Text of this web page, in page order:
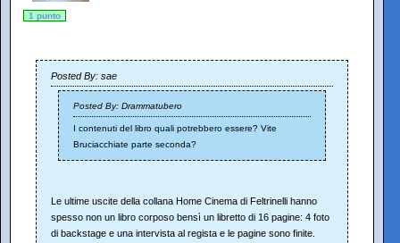
1 punto
Posted By: sae
Posted By: Drammatubero
I contenuti del libro quali potrebbero essere? Vite
Bruciacchiate parte seconda?
Le ultime uscite della collana Home Cinema di Feltrinelli hanno
spesso non un libro corposo bensì un libretto di 16 pagine: 4 foto
di backstage e una intervista al regista e le pagine sono finite.